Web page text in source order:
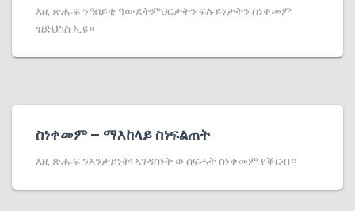
እዚ ጽሑፍ ንዓበይቲ ዓውደትምህርታትን ፍሉይነታትን ስነቀመም
ዝድህስስ ኢዩ።
ስነቀመም – ማእከላይ ስነፍልጠት
እዚ ጽሑፍ ንእንታይነት፡ ኣገዳስነት ወ ስፍሓት ስነቀመም የቕርብ።